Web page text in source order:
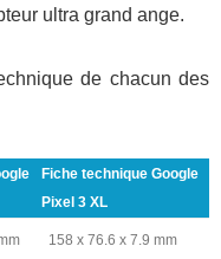
ultra grand ange.
de chacun des
Fiche technique Google
Pixel 3 XL
158 x 76.6 x 7.9 mm